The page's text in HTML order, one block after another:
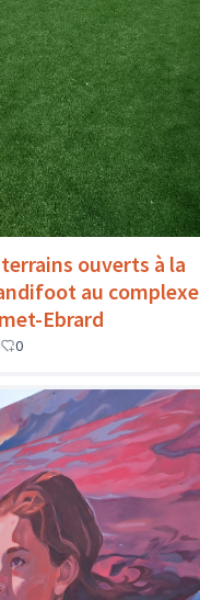
ouverts à la
au complexe
Ebrard
0